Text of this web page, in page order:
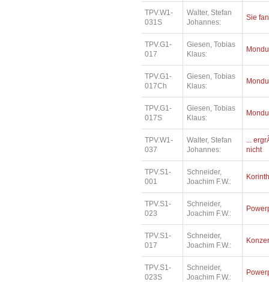
TPV.W1-
031S
Walter, Stefan
Johannes:
Sie
TPV.G1-
017
Giesen, Tobias
Klaus:
TPV.G1-
017Ch
Giesen, Tobias
Klaus:
TPV.G1-
017S
Giesen, Tobias
Klaus:
TPV.W1-
037
Walter, Stefan
Johannes:
...
nicht
TPV.S1-
001
Schneider,
Joachim F.W.:
TPV.S1-
023
Schneider,
Joachim F.W.:
TPV.S1-
017
Schneider,
Joachim F.W.:
TPV.S1-
023S
Schneider,
Joachim F.W.: